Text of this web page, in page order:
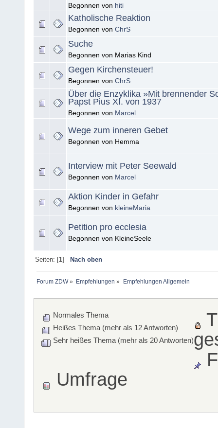
Begonnen von hiti
Katholische Reaktion
Begonnen von ChrS
Suche
Begonnen von Marias Kind
Gegen Kirchensteuer!
Begonnen von ChrS
Über die Enzyklika »Mit brennender
Papst Pius XI. von 1937
Begonnen von Marcel
Wege zum inneren Gebet
Begonnen von Hemma
Interview mit Peter Seewald
Begonnen von Marcel
Aktion Kinder in Gefahr
Begonnen von kleineMaria
Petition pro ecclesia
Begonnen von KleineSeele
Seiten: [1] Nach oben
Forum ZDW» Empfehlungen » Empfehlungen Allgemein
Normales Thema
Heißes Thema (mehr als 12 Antworten)
Sehr heißes Thema (mehr als 20 Antworten)
Umfrage